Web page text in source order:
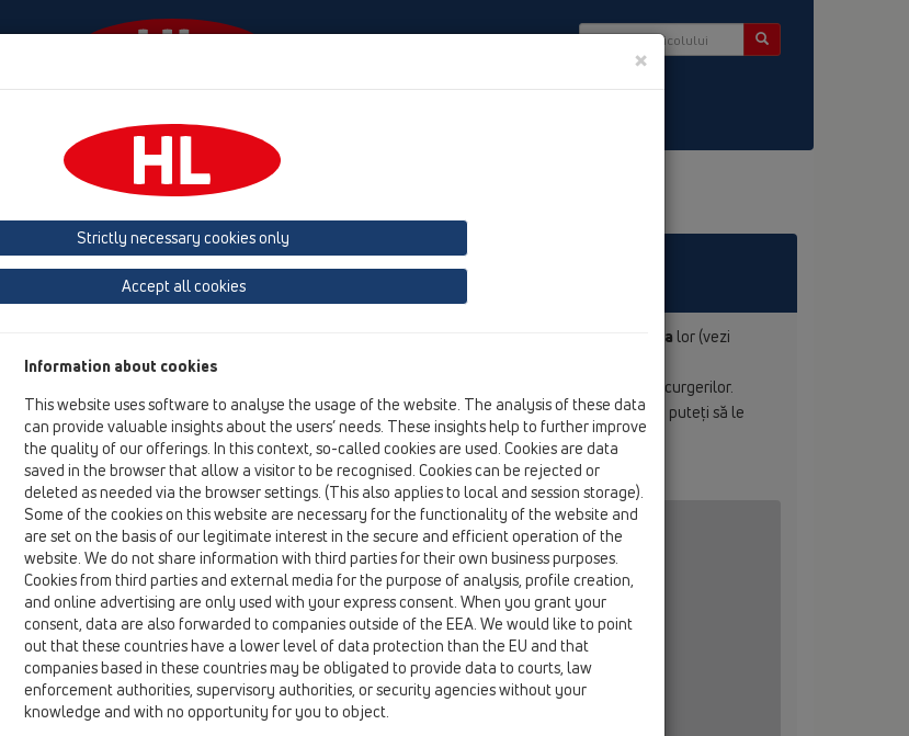
HL-House
harta paginii
Instalarea lor (vezi
Produse/ABC de montare).
„Scurgerea apelor din clădiri“ şi „Scurgerea apelor de pe acoperişuri“ şi alte situaţii de rezolvare a scurgerilor.
Căutaţi în „ Ajutor pentru alegere“ sau în „Căutare“ iar cu ajutorul rezultatelor obţinute pe care Dvs. puteţi să le
notaţi în „ Bloc pentru notiţe “, şi astfel puteţi consulta instalatorul Dvs-tră.
În harta paginii puteţi să găsiţi în general descrieri şi diferite ştiri.
Home
Produs
Prezentarea produsului
01 Sifoane pentru bucătărie
Produs
HL100
×
Strictly necessary cookies only
Accept all cookies
Information about cookies
This website uses software to analyse the usage of the website. The analysis of these data
can provide valuable insights about the users’ needs. These insights help to further improve
the quality of our offerings. In this context, so-called cookies are used. Cookies are data
saved in the browser that allow a visitor to be recognised. Cookies can be rejected or
deleted as needed via the browser settings. (This also applies to local and session storage).
Some of the cookies on this website are necessary for the functionality of the website and
are set on the basis of our legitimate interest in the secure and efficient operation of the
website. We do not share information with third parties for their own business purposes.
Cookies from third parties and external media for the purpose of analysis, profile creation,
and online advertising are only used with your express consent. When you grant your
consent, data are also forwarded to companies outside of the EEA. We would like to point
out that these countries have a lower level of data protection than the EU and that
companies based in these countries may be obligated to provide data to courts, law
enforcement authorities, supervisory authorities, or security agencies without your
knowledge and with no opportunity for you to object.